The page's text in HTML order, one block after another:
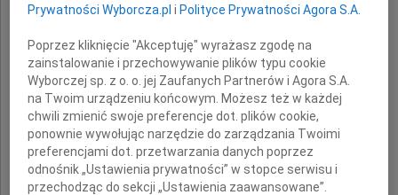
Łącząc się w bólu
Rodzinami
Prywatności Wyborcza.pl iPolityce Prywatności Agora S.A.
Poprzez kliknięcie "Akceptuję" wyrażasz zgodę na
zainstalowanie i przechowywanie plików typu cookie
Wyborczej sp. z o. o. jej Zaufanych Partnerów i Agora S.A.
na Twoim urządzeniu końcowym. Możesz też w każdej
chwili zmienić swoje preferencje dot. plików cookie,
ponownie wywołując narzędzie do zarządzania Twoimi
preferencjami dot. przetwarzania danych poprzez
odnośnik „Ustawienia prywatności” w stopce serwisu i
przechodząc do sekcji „Ustawienia zaawansowane”.